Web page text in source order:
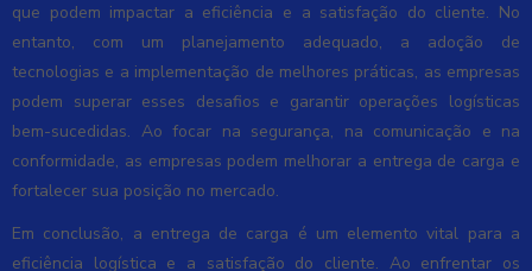
que podem impactar a eficiência e a satisfação do cliente. No
entanto, com um planejamento adequado, a adoção de
tecnologias e a implementação de melhores práticas, as empresas
podem superar esses desafios e garantir operações logísticas
bem-sucedidas. Ao focar na segurança, na comunicação e na
conformidade, as empresas podem melhorar a entrega de carga e
fortalecer sua posição no mercado.
Em conclusão, a entrega de carga é um elemento vital para a
eficiência logística e a satisfação do cliente. Ao enfrentar os